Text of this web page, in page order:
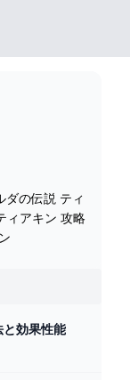
の伝説 ティ
ィアキン 攻略
効果性能